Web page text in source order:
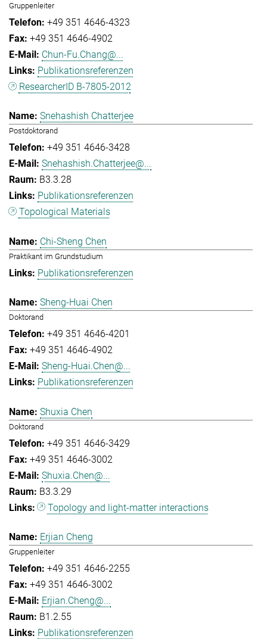
Gruppenleiter
+49 351 4646-4323
+49 351 4646-4902
Chun-Fu.Chang@...
Publikationsreferenzen
ResearcherID B-7805-2012
Snehashish Chatterjee
Postdoktorand
+49 351 4646-3428
Snehashish.Chatterjee@...
B3.3.28
Publikationsreferenzen
Topological Materials
Chi-Sheng Chen
Praktikant im Grundstudium
Publikationsreferenzen
Sheng-Huai Chen
Doktorand
+49 351 4646-4201
+49 351 4646-4902
Sheng-Huai.Chen@...
Publikationsreferenzen
Shuxia Chen
Doktorand
+49 351 4646-3429
+49 351 4646-3002
Shuxia.Chen@...
B3.3.29
Topology and light-matter interactions
Erjian Cheng
Gruppenleiter
+49 351 4646-2255
+49 351 4646-3002
Erjian.Cheng@...
B1.2.55
Publikationsreferenzen